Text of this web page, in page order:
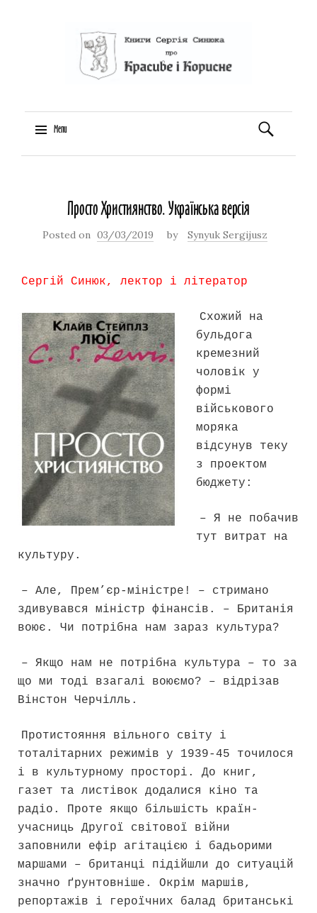
Menu
Пошук:
Просто Християнство. Українська версія
Posted on 03/03/2019 by Synyuk Sergijusz
Сергій Синюк, лектор і літератор
Схожий на
бульдога
кремезний
чоловік у
формі
військового
моряка
відсунув теку
з проектом
бюджету:
– Я не побачив
тут витрат на
культуру.
– Але, Прем’єр-міністре! – стримано
здивувався міністр фінансів. – Британія
воює. Чи потрібна нам зараз культура?
– Якщо нам не потрібна культура – то за
що ми тоді взагалі воюємо? – відрізав
Вінстон Черчілль.
Протистояння вільного світу і
тоталітарних режимів у 1939-45 точилося
і в культурному просторі. До книг,
газет та листівок додалися кіно та
радіо. Проте якщо більшість країн-
учасниць Другої світової війни
заповнили ефір агітацією і бадьорими
маршами – британці підійшли до ситуацій
значно ґрунтовніше. Окрім маршів,
репортажів і героїчних балад британські